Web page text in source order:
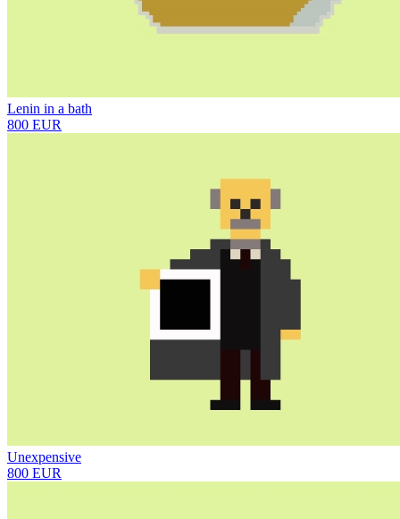
Lenin in a bath
800 EUR
Unexpensive
800 EUR